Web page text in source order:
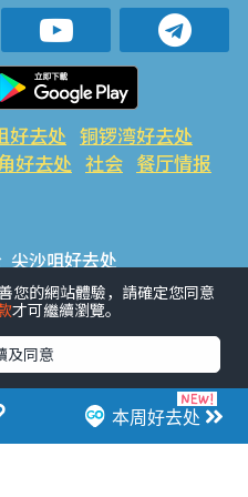
本周好去处
好去处 铜锣湾好去处
好去处 社会 餐厅情报
尖沙咀好去处
好去处 旺角好去处 社会
#美食社群热话
用程式
#限时抢
户中心 #著数 #网络热话
您的網站體驗，請確定您同意
才可繼續瀏覽。
及同意